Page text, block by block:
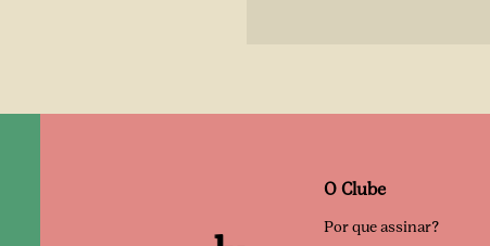
O Clube
Por que assinar?